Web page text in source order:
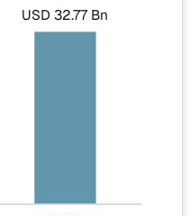
USD 32.77 Bn